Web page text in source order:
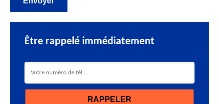
Être rappelé immédiatement